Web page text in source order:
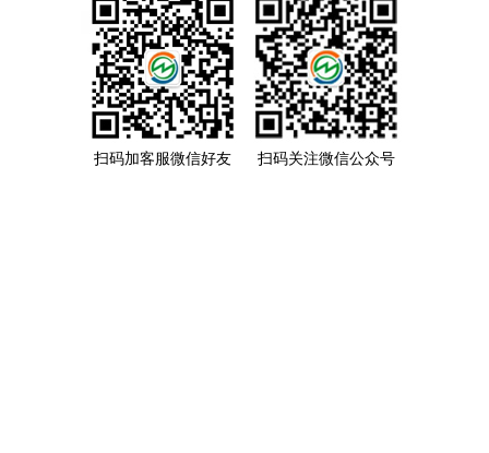
扫码加客服微信好友 扫码关注微信公众号